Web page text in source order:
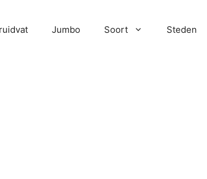
Jumbo Soort Steden